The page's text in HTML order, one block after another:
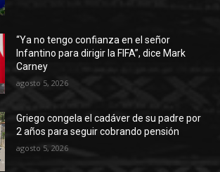
“Ya no tengo confianza en el señor
Infantino para dirigir la FIFA”, dice Mark
Carney
agosto 5, 2026
Griego congela el cadáver de su padre por
2 años para seguir cobrando pensión
agosto 5, 2026